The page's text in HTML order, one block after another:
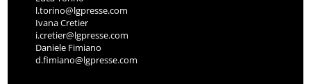
l.torino@lgpresse.com
Ivana Cretier
i.cretier@lgpresse.com
Daniele Fimiano
d.fimiano@lgpresse.com